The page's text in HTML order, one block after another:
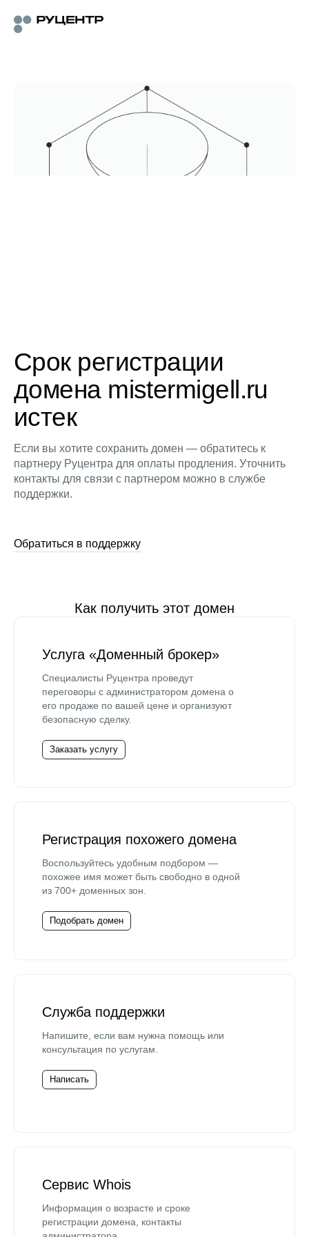
Срок регистрации
домена mistermigell.ru
истек
Если вы хотите сохранить домен — обратитесь к
партнеру Руцентра для оплаты продления. Уточнить
контакты для связи с партнером можно в службе
поддержки.
Обратиться в поддержку
Как получить этот домен
Услуга «Доменный брокер»
Специалисты Руцентра проведут
переговоры с администратором домена о
его продаже по вашей цене и организуют
безопасную сделку.
Заказать услугу
Регистрация похожего домена
Воспользуйтесь удобным подбором —
похожее имя может быть свободно в одной
из 700+ доменных зон.
Подобрать домен
Служба поддержки
Напишите, если вам нужна помощь или
консультация по услугам.
Написать
Сервис Whois
Информация о возрасте и сроке
регистрации домена, контакты